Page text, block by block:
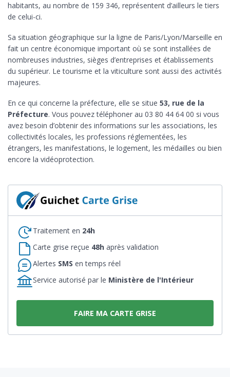
habitants, au nombre de 159 346, représentent d’ailleurs le tiers
de celui-ci.
Sa situation géographique sur la ligne de Paris/Lyon/Marseille en
fait un centre économique important où se sont installées de
nombreuses industries, sièges d’entreprises et établissements
du supérieur. Le tourisme et la viticulture sont aussi des activités
majeures.
En ce qui concerne la préfecture, elle se situe 53, rue de la
Préfecture. Vous pouvez téléphoner au 03 80 44 64 00 si vous
avez besoin d’obtenir des informations sur les associations, les
collectivités locales, les professions réglementées, les
étrangers, les manifestations, le logement, les médailles ou bien
encore la vidéoprotection.
Traitement en 24h
Carte grise reçue 48h après validation
Alertes SMS en temps réel
Service autorisé par le Ministère de l'Intérieur
FAIRE MA CARTE GRISE